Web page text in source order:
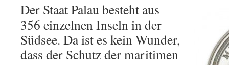
Der Staat Palau besteht aus
356 einzelnen Inseln in der
Südsee. Da ist es kein Wunder,
dass der Schutz der maritimen